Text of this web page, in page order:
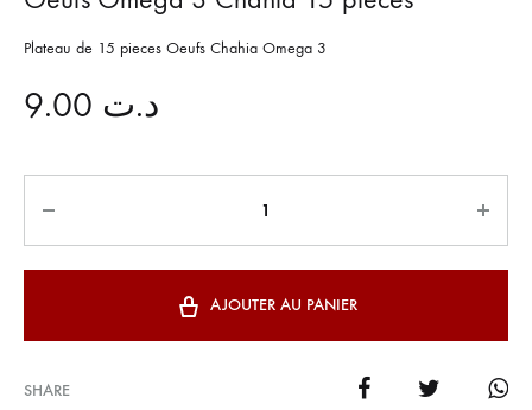
Plateau de 15 pieces Oeufs Chahia Omega 3
د.ت
AJOUTER AU PANIER
SHARE